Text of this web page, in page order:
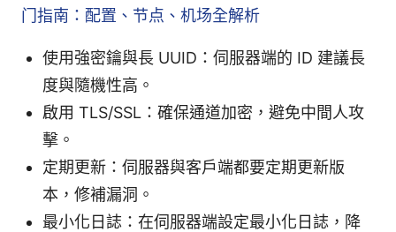
门指南：配置、节点、机场全解析
使用強密鑰與長 UUID：伺服器端的 ID 建議長
度與隨機性高。
啟用 TLS/SSL：確保通道加密，避免中間人攻
擊。
定期更新：伺服器與客戶端都要定期更新版
本，修補漏洞。
最小化日誌：在伺服器端設定最小化日誌，降